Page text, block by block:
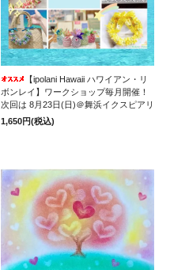
【ipolani Hawaii ハワイアン・リ
ボンレイ】ワークショップ毎月開催！
次回は 8月23日(日)＠舞浜イクスピアリ
1,650円(税込)